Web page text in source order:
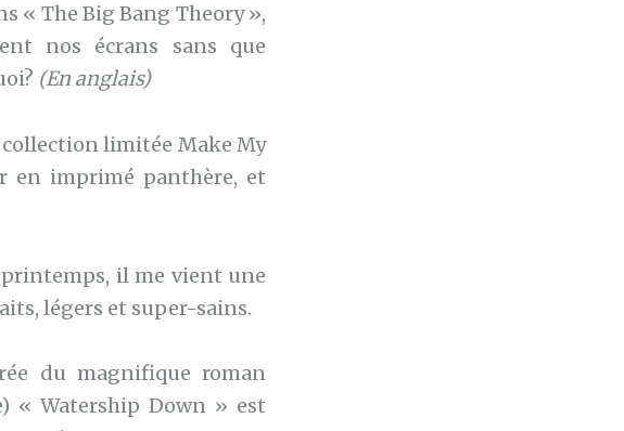
« The Big Bang Theory »,
nos écrans sans que
(En anglais)
limitée Make My
en imprimé panthère, et
printemps, il me vient une
légers et super-sains.
du magnifique roman
« Watership Down » est